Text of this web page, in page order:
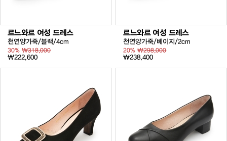
르느와르 여성 드레스
천연양가죽/블랙/4cm
30% ₩318,000
₩222,600
르느와르 여성 드레스
천연양가죽/베이지/2cm
20%₩298,000
₩238,400